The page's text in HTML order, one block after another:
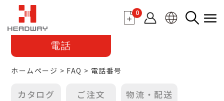
0
電話
ホームページ FAQ 電話番号
カタログ ご注文
物流・配送